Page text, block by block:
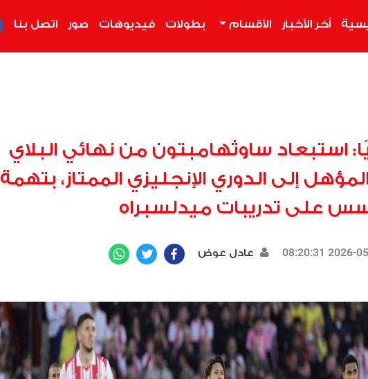
أخر الأخبار الأقسام بطولات فيديوهات صور اتصل بنا
استبعاد ساوثهامبتون من نهائي البلاي
إلى الدوري الإنجليزي الممتاز، بتهمة
على تدريبات ميدلسبراه
2026-05-19 عادل عوض Facebook
Twitter